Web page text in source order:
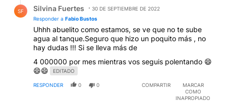
SF Silvina Fuertes
30 DE SEPTIEMBRE DE 2022
Responder a Fabio Bustos
Uhhh abuelito como estamos, se ve que no te sube
agua al tanque.Seguro que hizo un poquito más , no
hay dudas !!! Si se lleva más de
4 000000 por mes mientras vos seguis polentando 😄
😄😄
EDITADO
RESPONDER 0 0 COMPARTIR
MARCAR
COMO
INAPROPIADO